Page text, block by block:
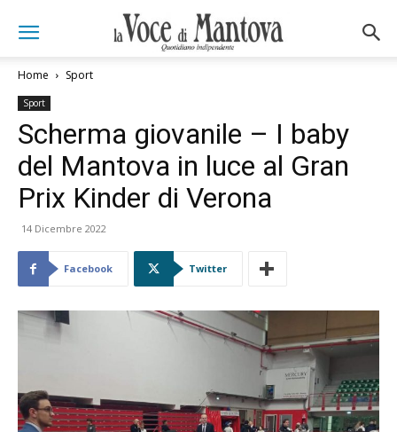
Home Sport
Sport
Scherma giovanile – I baby
del Mantova in luce al Gran
Prix Kinder di Verona
14 Dicembre 2022
Facebook Twitter